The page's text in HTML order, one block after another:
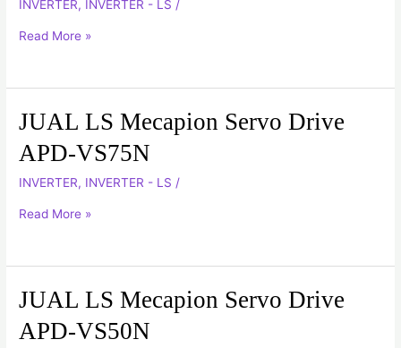
INVERTER, INVERTER - LS /
Servo
Read More »
JUAL LS Mecapion Servo Drive
APD-VS75N
INVERTER, INVERTER - LS /
JUAL
Mecapion
Servo
Drive
Read More »
JUAL LS Mecapion Servo Drive
APD-VS50N
JUAL
Mecapion